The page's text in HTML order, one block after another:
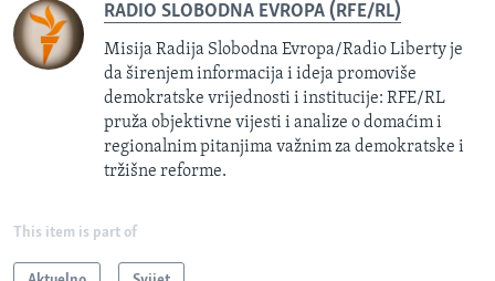
RADIO SLOBODNA EVROPA (RFE/RL)
Misija Radija Slobodna Evropa/Radio Liberty je
da širenjem informacija i ideja promoviše
demokratske vrijednosti i institucije: RFE/RL
pruža objektivne vijesti i analize o domaćim i
regionalnim pitanjima važnim za demokratske i
tržišne reforme.
This item is part of